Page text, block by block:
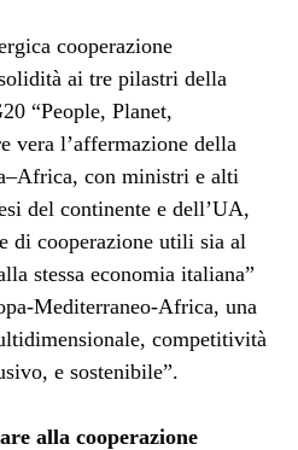
cooperazione
ai tre pilastri della
“People, Planet,
vera l’affermazione della
con ministri e alti
del continente e dell’UA,
di cooperazione utili sia al
stessa economia italiana”
Mediterraneo-Africa, una
competitività
e sostenibile”.
alla cooperazione